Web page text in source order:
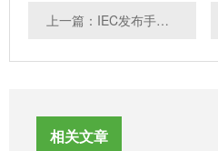
上一篇：IEC发布手套式穿戴电子设备标准
相关文章